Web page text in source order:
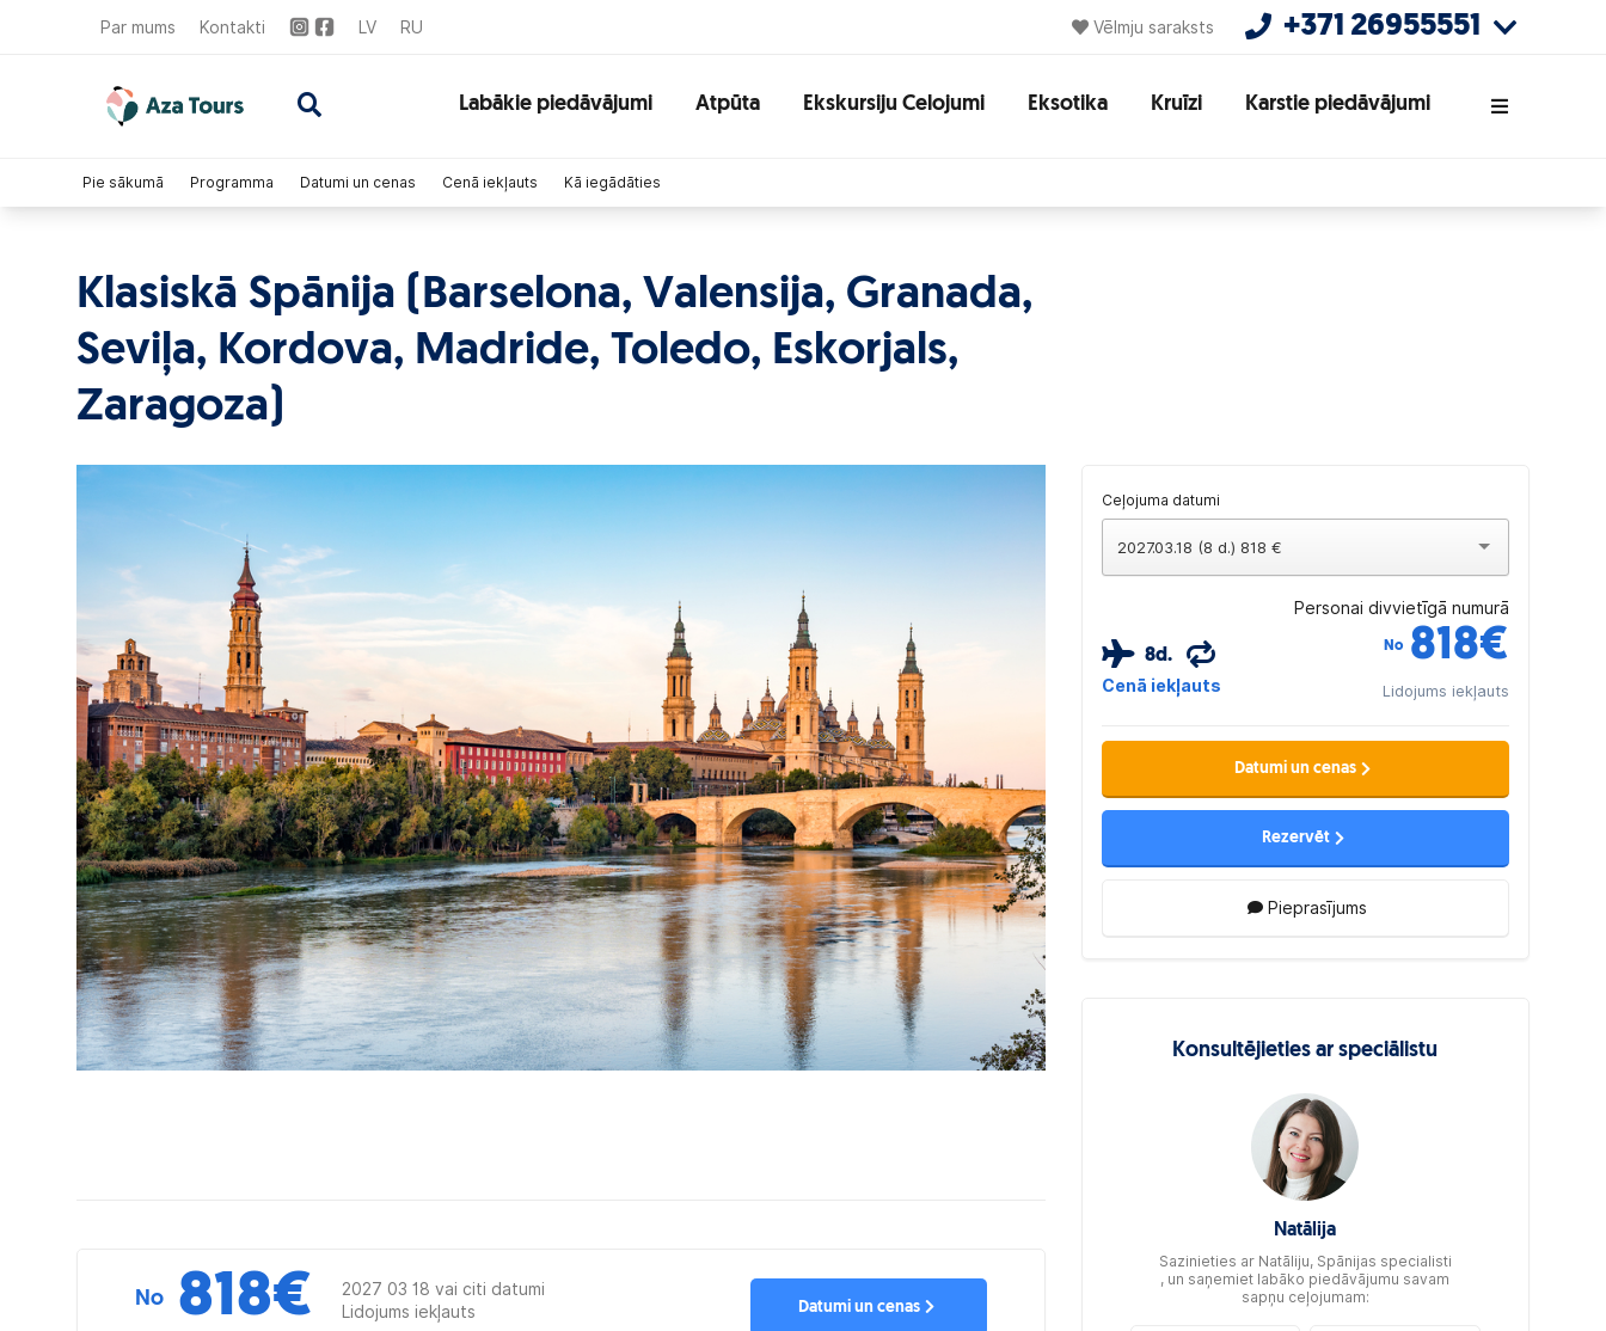
Par mums Kontakti LV RU Vēlmju saraksts +371 26955551
Labākie piedāvājumi Atpūta Ekskursiju Celojumi Eksotika Kruīzi Karstie piedāvājumi
Klasiskā Spānija (Barselona, Valensija, Granada,
Seviļa, Kordova, Madride, Toledo, Eskorjals,
Zaragoza)
Pie sākumā Programma Datumi un cenas Cenā iekļauts Kā iegādāties
No 818€
2027 03 18 vai citi datumi
Lidojums iekļauts
Datumi un cenas
Ceļojuma datumi
2027.03.18 (8 d.) 818 €
Personai divvietīgā numurā
8d.
No 818€
Cenā iekļauts Lidojums iekļauts
Datumi un cenas
Rezervēt
Pieprasījums
Konsultējieties ar speciālistu
Natālija
Sazinieties ar Natāliju, Spānijas specialisti
, un saņemiet labāko piedāvājumu savam
sapņu ceļojumam: